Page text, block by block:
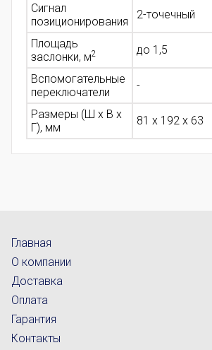
Сигнал
позиционирования
2-точечный
Площадь
заслонки, м2 до 1,5
Вспомогательные
переключатели
-
Размеры (Ш х В х
Г), мм
81 x 192 x 63
Главная
О компании
Доставка
Оплата
Гарантия
Контакты